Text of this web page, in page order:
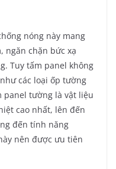
nóng này mang
ngăn chặn bức xạ
Tuy tấm panel không
các loại ốp tường
panel tường là vật liệu
cao nhất, lên đến
đến tính năng
nên được ưu tiên